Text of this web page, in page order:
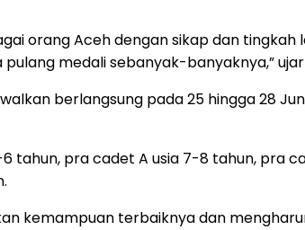
orang Aceh dengan sikap dan
medali sebanyak-banyaknya,” ujar
berlangsung pada 25 hingga 28
tahun, pra cadet A usia 7-8 tahun, pra
kemampuan terbaiknya dan